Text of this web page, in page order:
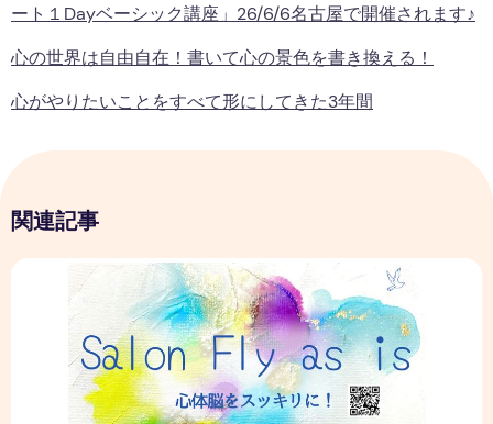
ート１Dayベーシック講座」26/6/6名古屋で開催されます♪
心の世界は自由自在！書いて心の景色を書き換える！
心がやりたいことをすべて形にしてきた3年間
関連記事
心がやりたいことをすべて形にしてきた3年間